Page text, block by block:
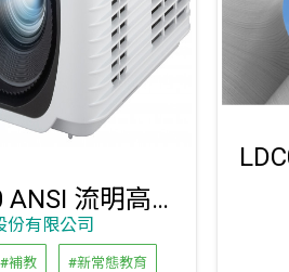
LS740W 5,000 ANSI 流明高亮度 WXGA 雷射投影機
份有限公司
#補教 #新常態教育